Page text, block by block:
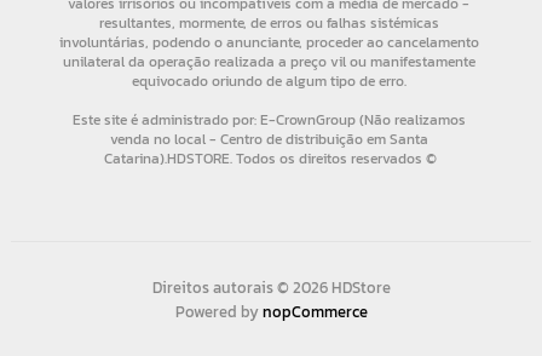
Direitos autorais © 2026 HDStore
Powered bynopCommerce